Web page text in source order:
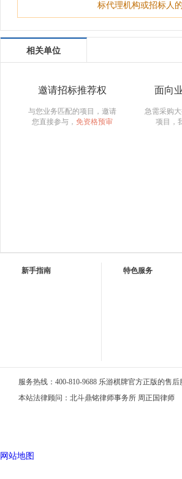
标代理机构或招标人
相关单位
邀请招标推荐权
与您业务匹配的项目，邀请
您直接参与， 免资格预审
面向
急需采购
项目，
新手指南 特色服务
服务热线：400-810-9688 乐游棋牌官方正版的售后
本站法律顾问：北斗鼎铭律师事务所 周正国律师
网站地图